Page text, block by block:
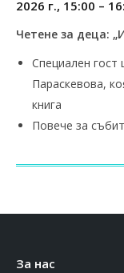
2026 г., 15:00 –
Четене за деца:
Специален
Параскевова,
книга
Повече за
За нас